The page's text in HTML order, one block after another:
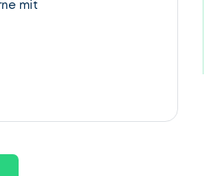
mit